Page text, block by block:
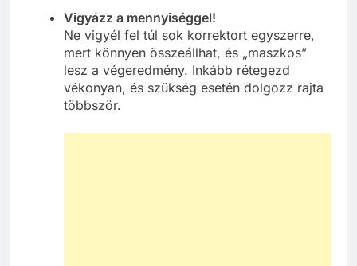
Vigyázz a mennyiséggel!
Ne vigyél fel túl sok korrektort egyszerre,
mert könnyen összeállhat, és „maszkos”
lesz a végeredmény. Inkább rétegezd
vékonyan, és szükség esetén dolgozz rajta
többször.